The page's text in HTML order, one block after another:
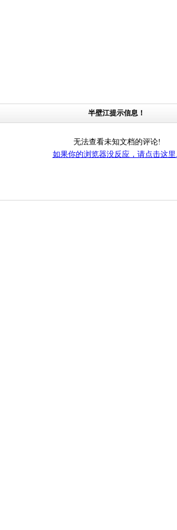
半壁江提示信息！
无法查看未知文档的评论!
如果你的浏览器没反应，请点击这里...